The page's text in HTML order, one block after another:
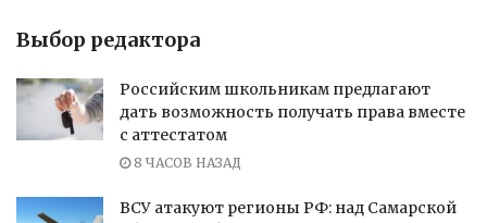
Выбор редактора
Российским школьникам предлагают
дать возможность получать права вместе
с аттестатом
8 ЧАСОВ НАЗАД
ВСУ атакуют регионы РФ: над Самарской